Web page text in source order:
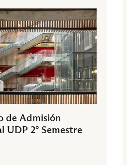
de Admisión
UDP 2° Semestre